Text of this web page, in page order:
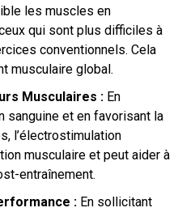
les muscles en
qui sont plus difficiles à
conventionnels. Cela
musculaire global.
Musculaires : En
sanguine et en favorisant la
l’électrostimulation
musculaire et peut aider à
entraînement.
: En sollicitant